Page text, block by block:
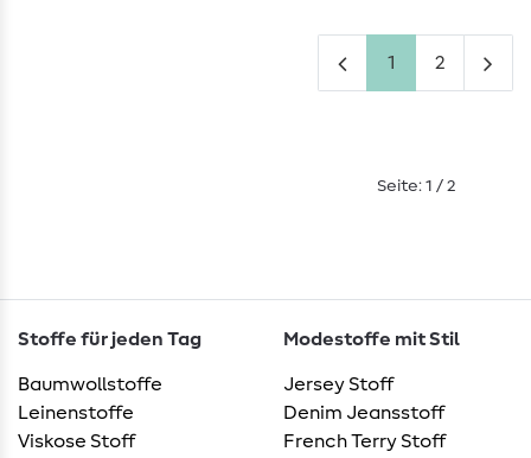
1 2
Seite: 1 / 2
Stoffe für jeden Tag
Baumwollstoffe
Leinenstoffe
Viskose Stoff
Modestoffe mit Stil
Jersey Stoff
Denim Jeansstoff
French Terry Stoff